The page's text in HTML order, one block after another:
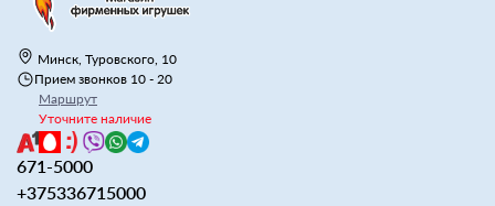
Минск, Туровского, 10
Прием звонков 10 - 20
Маршрут
Уточните наличие
671-5000
+375336715000